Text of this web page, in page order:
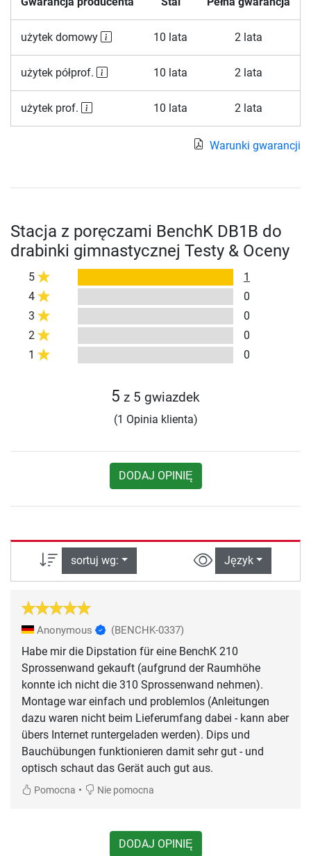
użytek domowy 10 lata 2 lata
użytek półprof. 10 lata 2 lata
użytek prof. 10 lata 2 lata
Warunki gwarancji
Stacja z poręczami BenchK DB1B do
drabinki gimnastycznej Testy & Oceny
5
1
4
0
3
0
2
0
1
0
5 z 5 gwiazdek
(1 Opinia klienta)
DODAJ OPINIĘ
sortuj wg: Język
Anonymous (BENCHK-0337)
Habe mir die Dipstation für eine BenchK 210
Sprossenwand gekauft (aufgrund der Raumhöhe
konnte ich nicht die 310 Sprossenwand nehmen).
Montage war einfach und problemlos (Anleitungen
dazu waren nicht beim Lieferumfang dabei - kann aber
übers Internet runtergeladen werden). Dips und
Bauchübungen funktionieren damit sehr gut - und
optisch schaut das Gerät auch gut aus.
Pomocna • Nie pomocna
DODAJ OPINIĘ